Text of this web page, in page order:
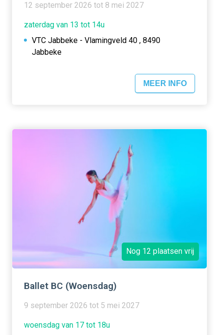
12 september 2026 tot 8 mei 2027
zaterdag van 13 tot 14u
VTC Jabbeke - Vlamingveld 40 , 8490
Jabbeke
MEER INFO
Nog 12 plaatsen vrij
Ballet BC (Woensdag)
9 september 2026 tot 5 mei 2027
woensdag van 17 tot 18u